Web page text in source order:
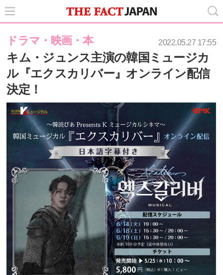
ドラマ・映画・本 2022.05.27 17:55
キム・ジュンス主演の韓国ミュージカ
ル『エクスカリバー』オンライン配信
決定！